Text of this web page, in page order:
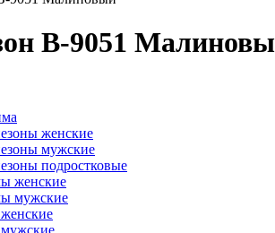
B-9051
женские
мужские
подростковые
женские
мужские